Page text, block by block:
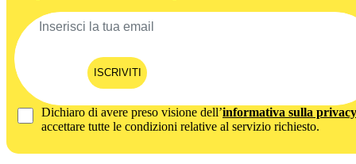
ISCRIVITI
Dichiaro di avere preso visione dell’informativa sulla privacy
accettare tutte le condizioni relative al servizio richiesto.